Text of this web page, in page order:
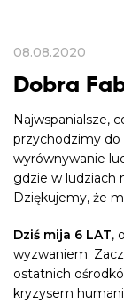
08.08.2020
Dobra
Najwspanialsze,
przychodzimy do
wyrównywanie
gdzie w ludziach
Dziękujemy, że
Dziś mija 6 LAT,
wyzwaniem.
ostatnich
kryzysem